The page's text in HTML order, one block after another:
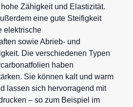
Zähigkeit und Elastizität.
eine gute Steifigkeit
elektrische
sowie Abrieb- und
Die verschiedenen Typen
haben
Sie können kalt und warm
lassen sich hervorragend mit
– so zum Beispiel im